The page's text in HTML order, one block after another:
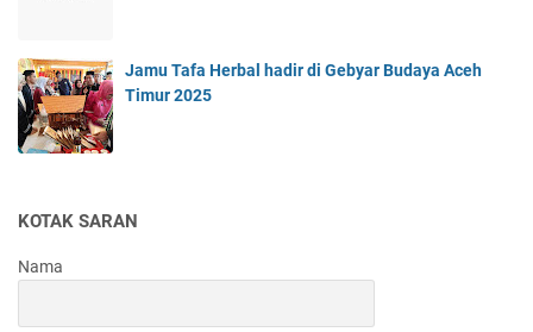
Jamu Tafa Herbal hadir di Gebyar Budaya Aceh
Timur 2025
KOTAK SARAN
Nama